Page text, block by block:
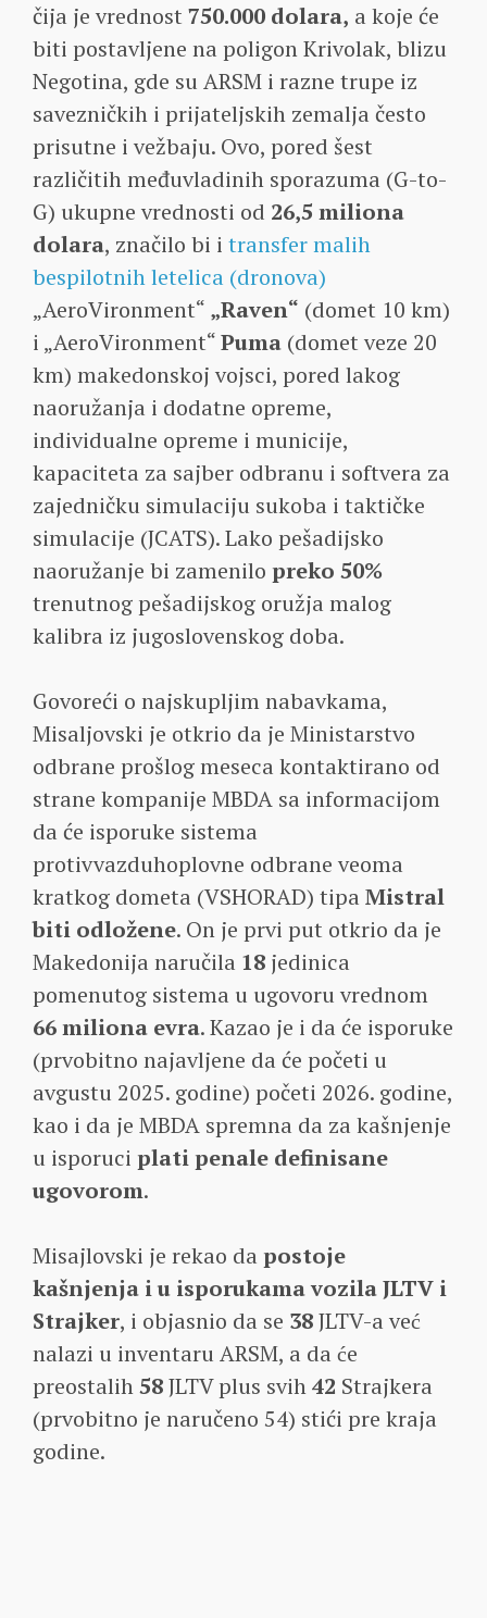
čija je vrednost 750.000 dolara, a koje će
biti postavljene na poligon Krivolak, blizu
Negotina, gde su ARSM i razne trupe iz
savezničkih i prijateljskih zemalja često
prisutne i vežbaju. Ovo, pored šest
različitih međuvladinih sporazuma (G-to-
G) ukupne vrednosti od 26,5 miliona
dolara, značilo bi i transfer malih
bespilotnih letelica (dronova)
„AeroVironment“ „Raven“ (domet 10 km)
i „AeroVironment“Puma (domet veze 20
km) makedonskoj vojsci, pored lakog
naoružanja i dodatne opreme,
individualne opreme i municije,
kapaciteta za sajber odbranu i softvera za
zajedničku simulaciju sukoba i taktičke
simulacije (JCATS). Lako pešadijsko
naoružanje bi zamenilo preko 50%
trenutnog pešadijskog oružja malog
kalibra iz jugoslovenskog doba.
Govoreći o najskupljim nabavkama,
Misaljovski je otkrio da je Ministarstvo
odbrane prošlog meseca kontaktirano od
strane kompanije MBDA sa informacijom
da će isporuke sistema
protivvazduhoplovne odbrane veoma
kratkog dometa (VSHORAD) tipa Mistral
biti odložene. On je prvi put otkrio da je
Makedonija naručila 18 jedinica
pomenutog sistema u ugovoru vrednom
66 miliona evra. Kazao je i da će isporuke
(prvobitno najavljene da će početi u
avgustu 2025. godine) početi 2026. godine,
kao i da je MBDA spremna da za kašnjenje
u isporuci plati penale definisane
ugovorom.
Misajlovski je rekao da postoje
kašnjenja i u isporukama vozila JLTV i
Strajker, ​​i objasnio da se 38JLTV-a već
nalazi u inventaru ARSM, a da će
preostalih58JLTV plus svih42 Strajkera ​​
(prvobitno je naručeno 54) stići pre kraja
godine.